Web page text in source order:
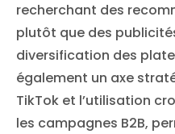
recherchant des
plutôt que des
diversification des
également un axe
TikTok et l’utilisation
les campagnes B2B,